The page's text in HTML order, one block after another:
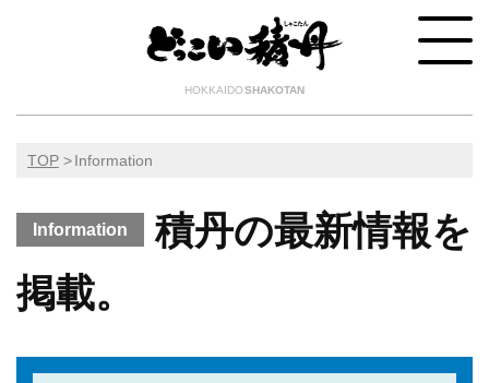
HOKKAIDOSHAKOTAN
TOP Information
Information
積丹の最新情報を
掲載。